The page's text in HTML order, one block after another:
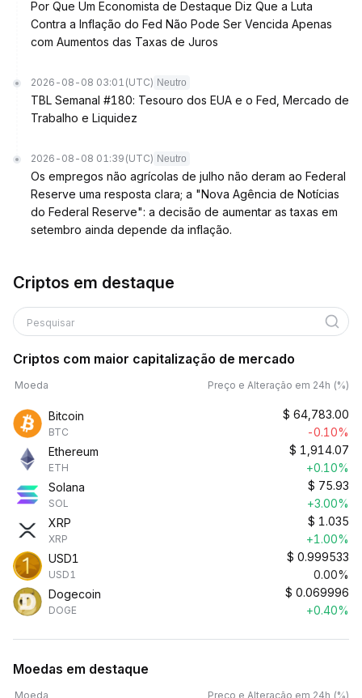
Por Que Um Economista de Destaque Diz Que a Luta
Contra a Inflação do Fed Não Pode Ser Vencida Apenas
com Aumentos das Taxas de Juros
2026-08-08 03:01 (UTC) Neutro
TBL Semanal #180: Tesouro dos EUA e o Fed, Mercado de
Trabalho e Liquidez
2026-08-08 01:39 (UTC) Neutro
Os empregos não agrícolas de julho não deram ao Federal
Reserve uma resposta clara; a "Nova Agência de Notícias
do Federal Reserve": a decisão de aumentar as taxas em
setembro ainda depende da inflação.
Criptos em destaque
Pesquisar
Criptos com maior capitalização de mercado
Moeda Preço e Alteração em 24h (%)
Bitcoin
BTC
$ 64,783.00
-0.10%
Ethereum
ETH
$ 1,914.07
+0.10%
Solana
SOL
$ 75.93
+3.00%
XRP
XRP
$ 1.035
+1.00%
USD1
USD1
$ 0.999533
0.00%
Dogecoin
DOGE
$ 0.069996
+0.40%
Moedas em destaque
Moeda Preço e Alteração em 24h (%)